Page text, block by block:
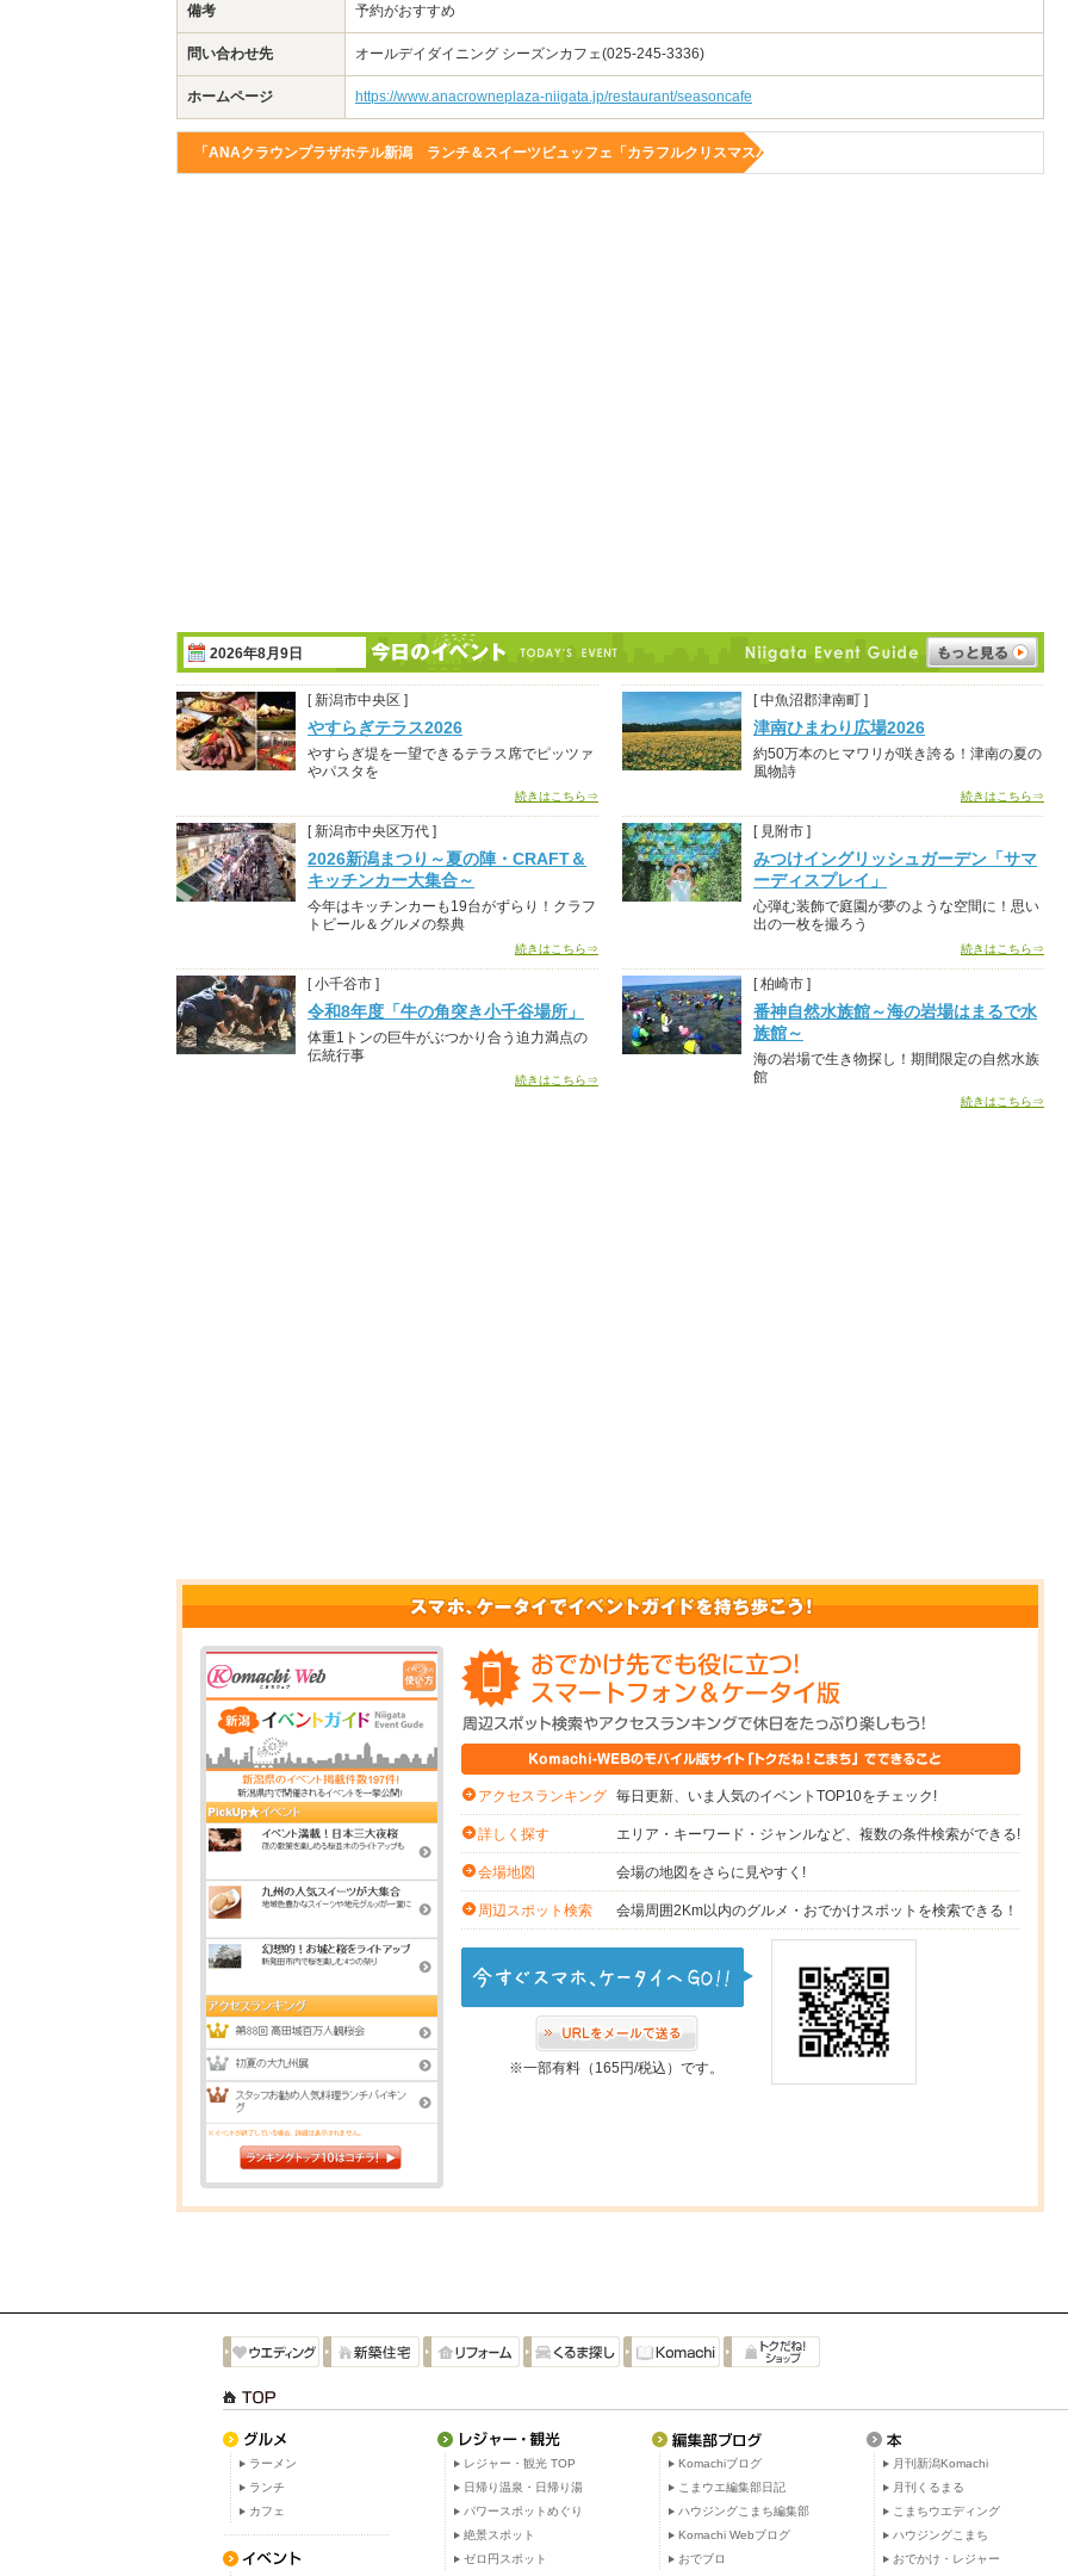
備考 予約がおすすめ
問い合わせ先 オールデイダイニング シーズンカフェ(025-245-3336)
ホームページ https://www.anacrowneplaza-niigata.jp/restaurant/seasoncafe
「ANAクラウンプラザホテル新潟 ランチ＆スイーツビュッフェ「カラフルクリスマスパレード」」に関するイベントの情報を
2026年8月9日
[ 新潟市中央区 ]
やすらぎテラス2026
やすらぎ堤を一望できるテラス席でピッツァ
やパスタを
続きはこちら⇒
[ 中魚沼郡津南町 ]
津南ひまわり広場2026
約50万本のヒマワリが咲き誇る！津南の夏の
風物詩
続きはこちら⇒
[ 新潟市中央区万代 ]
2026新潟まつり～夏の陣・CRAFT＆
キッチンカー大集合～
今年はキッチンカーも19台がずらり！クラフ
トビール＆グルメの祭典
続きはこちら⇒
[ 見附市 ]
みつけイングリッシュガーデン「サマ
ーディスプレイ」
心弾む装飾で庭園が夢のような空間に！思い
出の一枚を撮ろう
続きはこちら⇒
[ 小千谷市 ]
令和8年度「牛の角突き小千谷場所」
体重1トンの巨牛がぶつかり合う迫力満点の
伝統行事
続きはこちら⇒
[ 柏崎市 ]
番神自然水族館～海の岩場はまるで水
族館～
海の岩場で生き物探し！期間限定の自然水族
館
続きはこちら⇒
アクセスランキング 毎日更新、いま人気のイベントTOP10をチェック!
詳しく探す エリア・キーワード・ジャンルなど、複数の条件検索ができる!
会場地図 会場の地図をさらに見やすく!
周辺スポット検索 会場周囲2Km以内のグルメ・おでかけスポットを検索できる！
※一部有料（165円/税込）です。
ラーメン
ランチ
カフェ
レジャー・観光 TOP
日帰り温泉・日帰り湯
パワースポットめぐり
絶景スポット
ゼロ円スポット
Komachiブログ
こまウエ編集部日記
ハウジングこまち編集部
Komachi Webブログ
おでブロ
月刊新潟Komachi
月刊くるまる
こまちウエディング
ハウジングこまち
おでかけ・レジャー